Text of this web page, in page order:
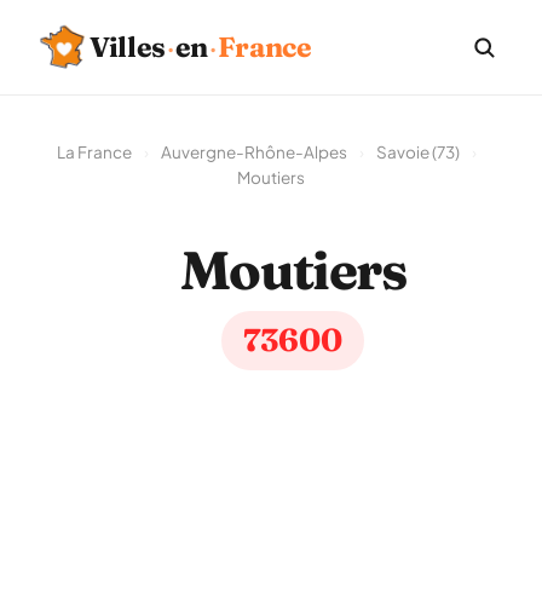
Villes·en·France
La France Auvergne-Rhône-Alpes Savoie (73)
Moutiers
Moutiers
73600